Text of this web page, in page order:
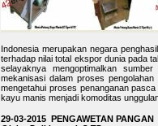
Indonesia merupakan negara
terhadap nilai total ekspor dunia pada
selayaknya mengoptimalkan
mekanisasi dalam proses
mengetahui proses penanganan
kayu manis menjadi komoditas
29-03-2015 PENGAWETAN PANGAN